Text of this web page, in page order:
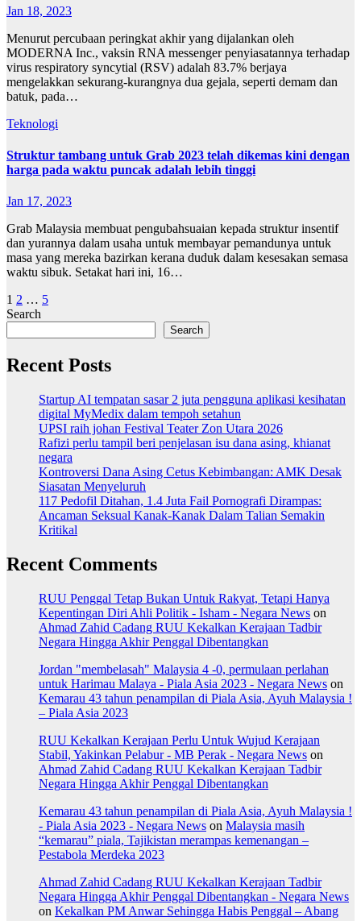
Jan 18, 2023
Menurut percubaan peringkat akhir yang dijalankan oleh
MODERNA Inc., vaksin RNA messenger penyiasatannya terhadap
virus respiratory syncytial (RSV) adalah 83.7% berjaya
mengelakkan sekurang-kurangnya dua gejala, seperti demam dan
batuk, pada…
Teknologi
Struktur tambang untuk Grab 2023 telah dikemas kini dengan
harga pada waktu puncak adalah lebih tinggi
Jan 17, 2023
Grab Malaysia membuat pengubahsuaian kepada struktur insentif
dan yurannya dalam usaha untuk membayar pemandunya untuk
masa yang mereka bazirkan kerana duduk dalam kesesakan semasa
waktu sibuk. Setakat hari ini, 16…
Posts
pagination
1 2 … 5
Search
Search
Recent Posts
Startup AI tempatan sasar 2 juta pengguna aplikasi kesihatan
digital MyMedix dalam tempoh setahun
UPSI raih johan Festival Teater Zon Utara 2026
Rafizi perlu tampil beri penjelasan isu dana asing, khianat
negara
Kontroversi Dana Asing Cetus Kebimbangan: AMK Desak
Siasatan Menyeluruh
117 Pedofil Ditahan, 1.4 Juta Fail Pornografi Dirampas:
Ancaman Seksual Kanak-Kanak Dalam Talian Semakin
Kritikal
Recent Comments
RUU Penggal Tetap Bukan Untuk Rakyat, Tetapi Hanya
Kepentingan Diri Ahli Politik - Isham - Negara News on
Ahmad Zahid Cadang RUU Kekalkan Kerajaan Tadbir
Negara Hingga Akhir Penggal Dibentangkan
Jordan "membelasah" Malaysia 4 -0, permulaan perlahan
untuk Harimau Malaya - Piala Asia 2023 - Negara News on
Kemarau 43 tahun penampilan di Piala Asia, Ayuh Malaysia !
– Piala Asia 2023
RUU Kekalkan Kerajaan Perlu Untuk Wujud Kerajaan
Stabil, Yakinkan Pelabur - MB Perak - Negara News on
Ahmad Zahid Cadang RUU Kekalkan Kerajaan Tadbir
Negara Hingga Akhir Penggal Dibentangkan
Kemarau 43 tahun penampilan di Piala Asia, Ayuh Malaysia !
- Piala Asia 2023 - Negara News on Malaysia masih
“kemarau” piala, Tajikistan merampas kemenangan –
Pestabola Merdeka 2023
Ahmad Zahid Cadang RUU Kekalkan Kerajaan Tadbir
Negara Hingga Akhir Penggal Dibentangkan - Negara News
on Kekalkan PM Anwar Sehingga Habis Penggal – Abang